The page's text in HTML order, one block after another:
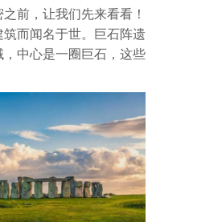
前，让我们先来看看！
筑而闻名于世。巨石阵遗
中心是一圈巨石，这些